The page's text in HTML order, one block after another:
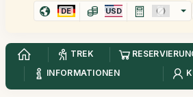
DE USD
TREK
INFORMATIONEN